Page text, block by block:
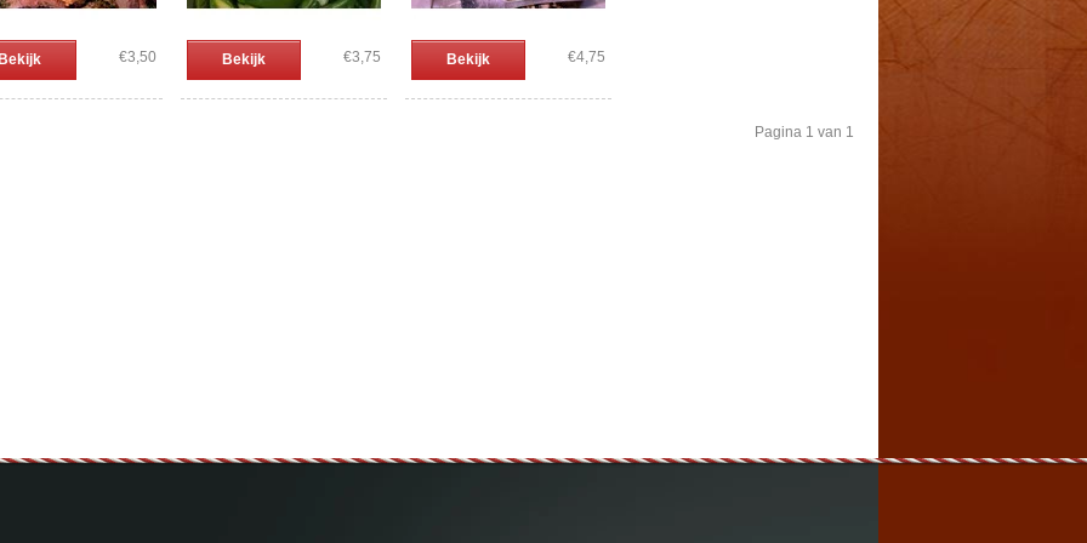
€3,50 Bekijk €3,75 Bekijk €4,75
Pagina 1 van 1